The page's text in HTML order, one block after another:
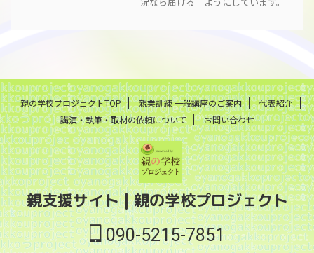
親の学校プロジェクトTOP 親業訓練 一般講座のご案内
代表紹介
講演・執筆・取材の依頼について
お問い合わせ
親支援サイト | 親の学校プロジェクト
090-5215-7851